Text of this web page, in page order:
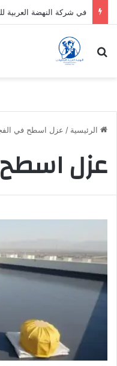
في شركة النهضة العربية
بحث عن
الرئيسية / عزل اسطح في
عزل